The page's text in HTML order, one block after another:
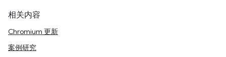
相关内容
Chromium 更新
案例研究